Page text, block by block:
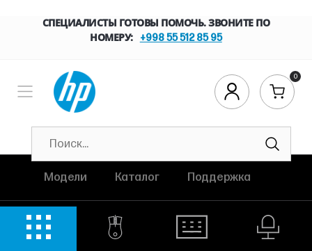
СПЕЦИАЛИСТЫ ГОТОВЫ ПОМОЧЬ. ЗВОНИТЕ ПО
НОМЕРУ:
+998 55 512 85 95
0
Модели Каталог Поддержка